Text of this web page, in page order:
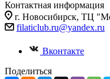
Контактная информация
г. Новосибирск, ТЦ
filaticlub.ru@yandex.ru
Вконтакте
Поделиться